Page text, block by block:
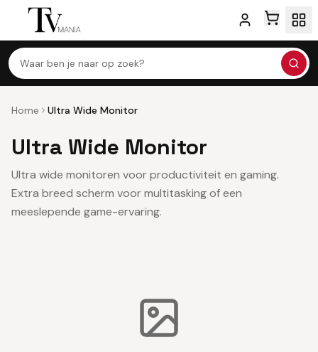
Waar ben je naar op zoek?
Home Ultra Wide Monitor
Ultra Wide Monitor
Ultra wide monitoren voor productiviteit en gaming.
Extra breed scherm voor multitasking of een
meeslepende game-ervaring.